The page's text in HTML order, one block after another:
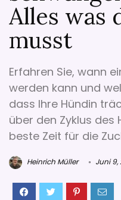
Alles was
musst
Erfahren Sie, wann
werden kann und
dass Ihre Hündin
über den Zyklus des
beste Zeit für die
Heinrich Müller Juni 9,